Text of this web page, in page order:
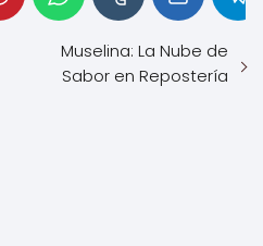
Muselina: La Nube de
Sabor en Repostería